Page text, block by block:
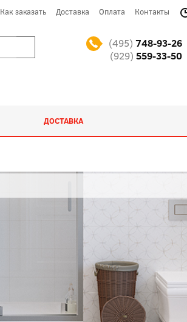
Как заказать Доставка Оплата Контакты
(495) 748-93-26
(929) 559-33-50
ДОСТАВКА